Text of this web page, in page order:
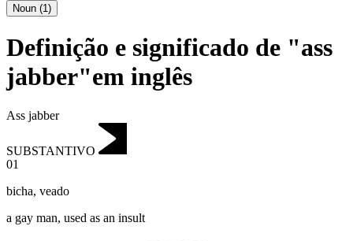
Noun (1)
Definição e significado de "ass
jabber"em inglês
Ass jabber
SUBSTANTIVO
01
bicha, veado
a gay man, used as an insult